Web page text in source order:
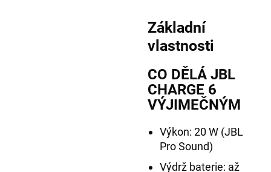
Základní
vlastnosti
CO DĚLÁ JBL
CHARGE 6
VÝJIMEČNÝM
Výkon: 20 W (JBL
Pro Sound)
Výdrž baterie: až